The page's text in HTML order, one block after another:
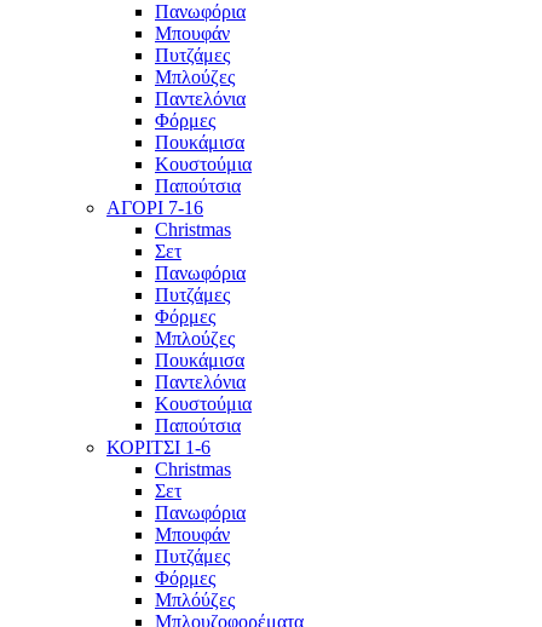
Πανωφόρια
Μπουφάν
Πυτζάμες
Μπλούζες
Παντελόνια
Φόρμες
Πουκάμισα
Κουστούμια
Παπούτσια
ΑΓΟΡΙ 7-16
Christmas
Σετ
Πανωφόρια
Πυτζάμες
Φόρμες
Μπλούζες
Πουκάμισα
Παντελόνια
Κουστούμια
Παπούτσια
ΚΟΡΙΤΣΙ 1-6
Christmas
Σετ
Πανωφόρια
Μπουφάν
Πυτζάμες
Φόρμες
Μπλόύζες
Μπλουζοφορέματα